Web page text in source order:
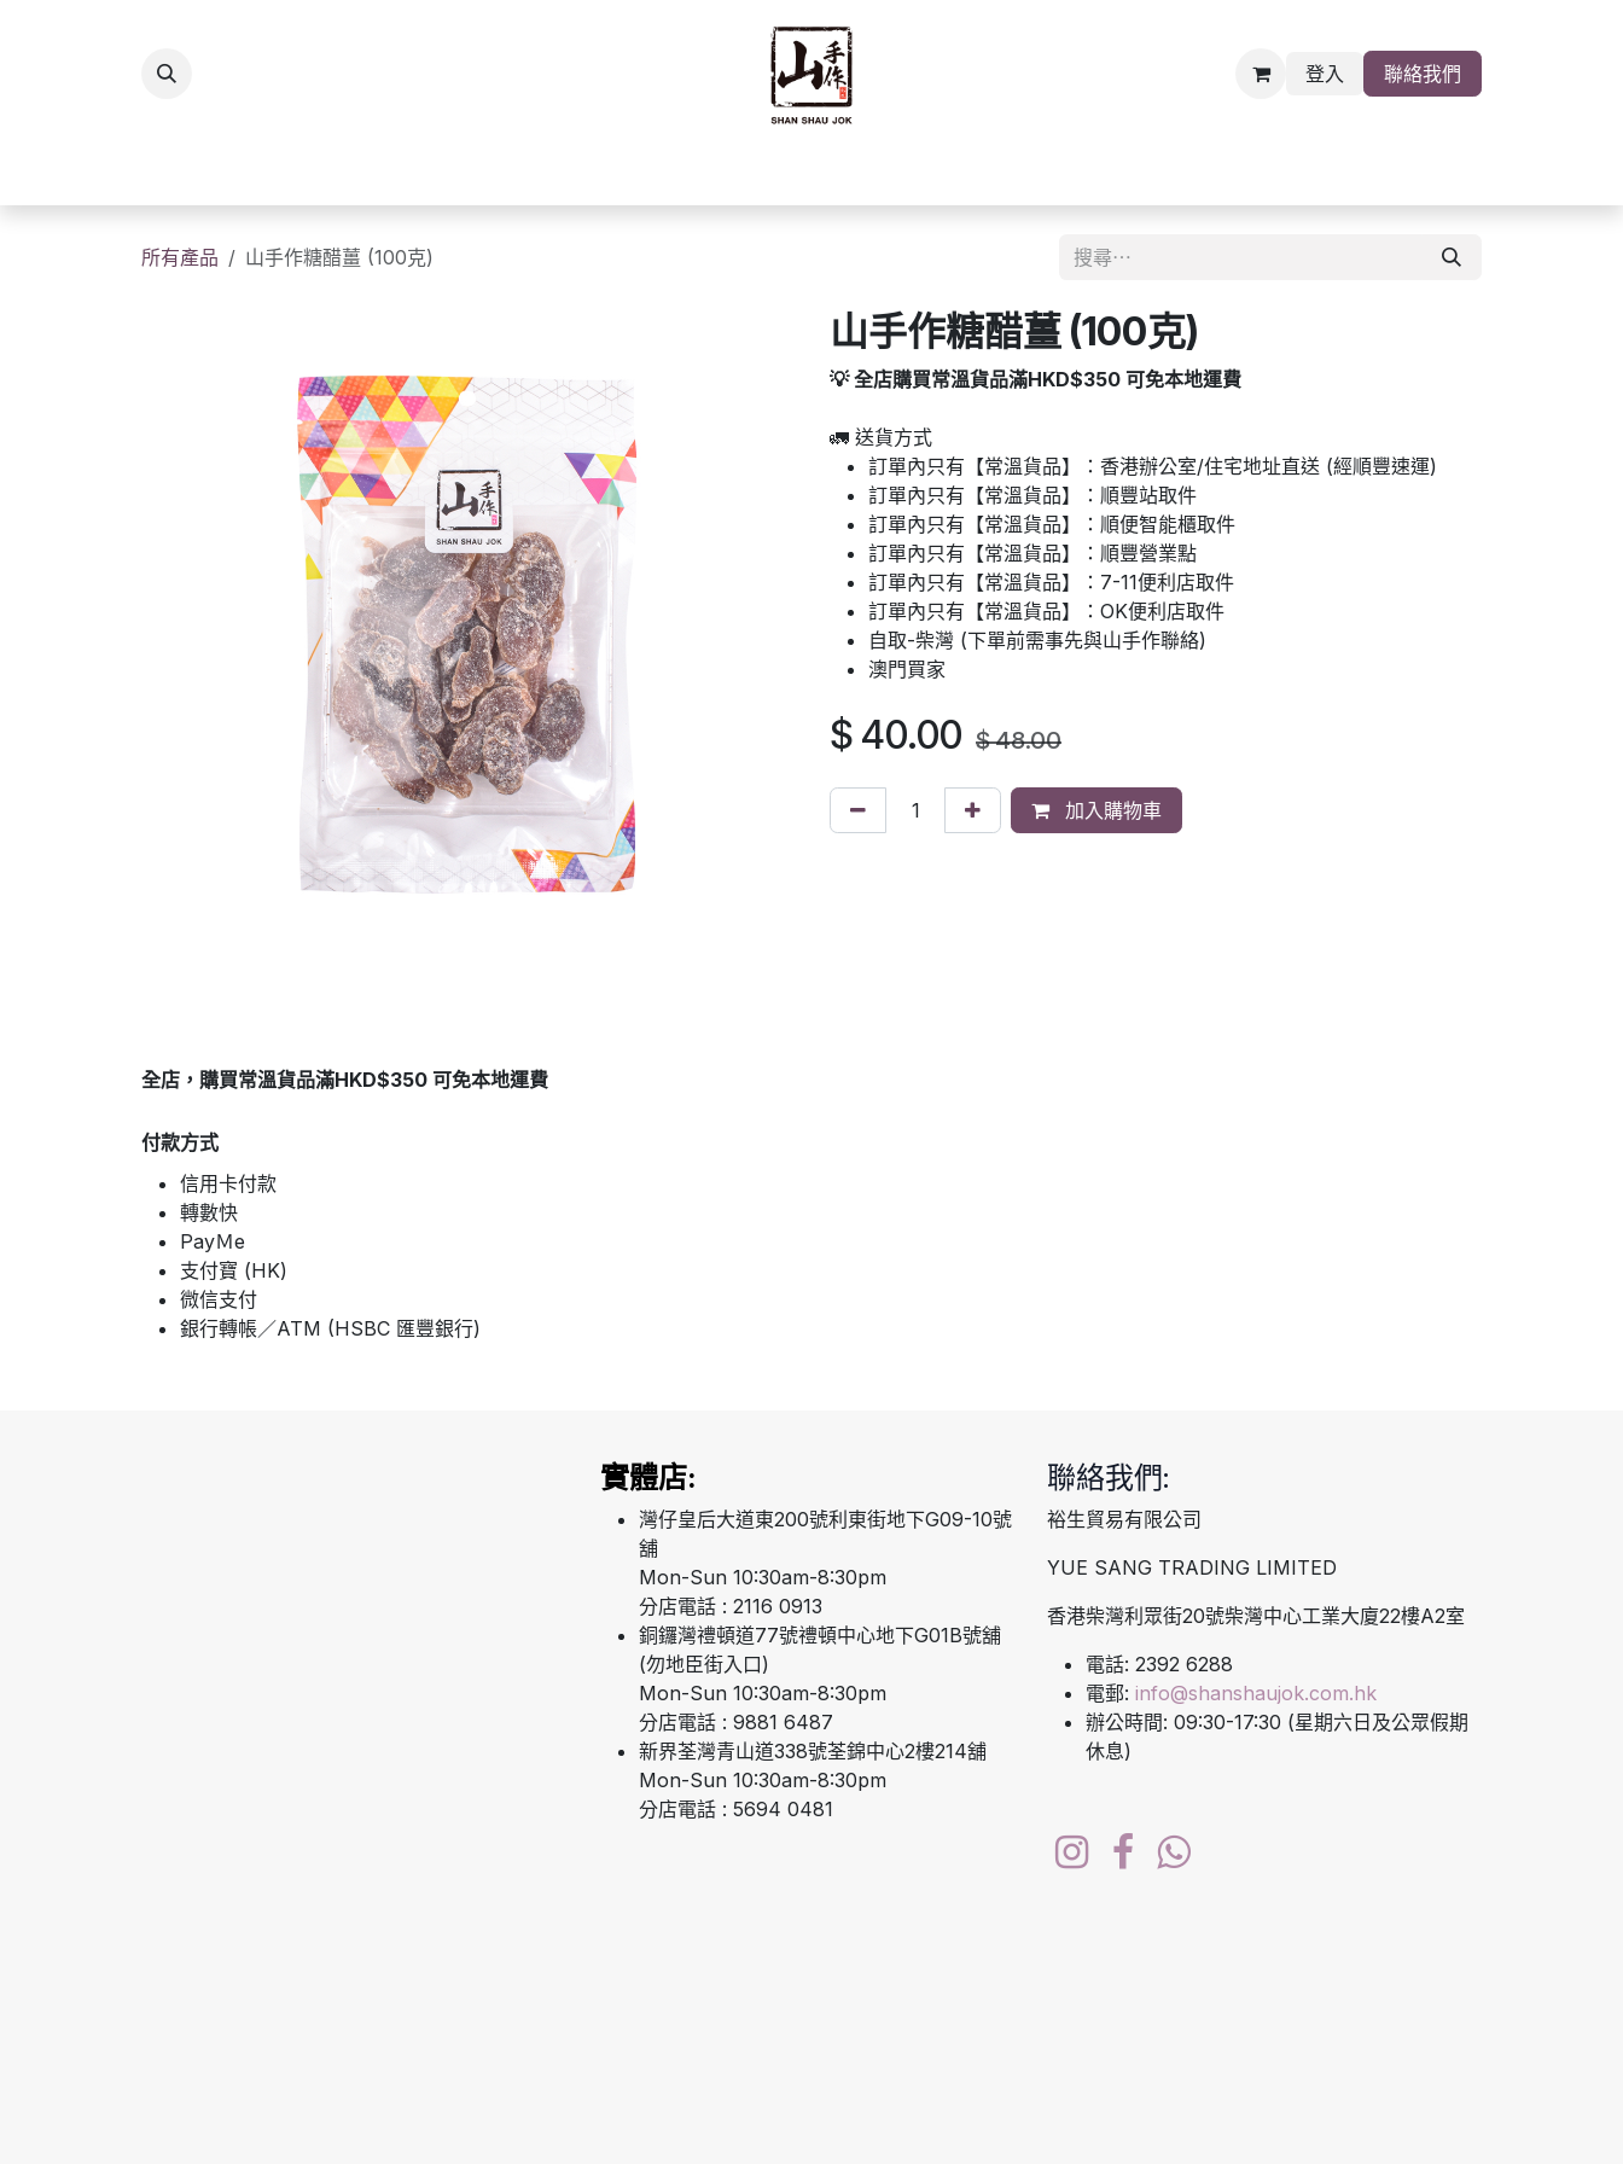
登入 聯絡我們
所有產品 山手作糖醋薑 (100克)
山手作糖醋薑 (100克)
💡 全店購買常溫貨品滿HKD$350 可免本地運費
🚛 送貨方式
訂單內只有【常溫貨品】：香港辦公室/住宅地址直送 (經順豐速運)
訂單內只有【常溫貨品】：順豐站取件
訂單內只有【常溫貨品】：順便智能櫃取件
訂單內只有【常溫貨品】：順豐營業點
訂單內只有【常溫貨品】：7-11便利店取件
訂單內只有【常溫貨品】：OK便利店取件
自取-柴灣 (下單前需事先與山手作聯絡)
澳門買家
$ 40.00 $48.00
加入購物車
全店，購買常溫貨品滿HKD$350 可免本地運費
付款方式
信用卡付款
轉數快
PayＭe
支付寶 (HK)
微信支付
銀行轉帳／ATM (HSBC 匯豐銀行)
聯絡我們:
裕生貿易有限公司
YUE SANG TRADING LIMITED
香港柴灣利眾街20號柴灣中心工業大廈22樓A2室
電話: 2392 6288
電郵: info@shanshaujok.com.hk
辦公時間: 09:30-17:30 (星期六日及公眾假期
休息)
實體店:
灣仔皇后大道東200號利東街地下G09-10號
舖
Mon-Sun 10:30am-8:30pm
分店電話 : 2116 0913
銅鑼灣禮頓道77號禮頓中心地下G01B號舖
(勿地臣街入口)
Mon-Sun 10:30am-8:30pm
分店電話 : 9881 6487
新界荃灣青山道338號荃錦中心2樓214舖
Mon-Sun 10:30am-8:30pm
分店電話 : 5694 0481